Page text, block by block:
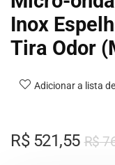
Inox
Tira Odor
Adicionar a lista
R$
R$521,55